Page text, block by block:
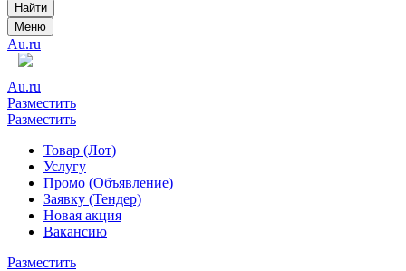
Найти
Меню
Au.ru
Au.ru
Разместить
Разместить
Товар (Лот)
Услугу
Промо (Объявление)
Заявку (Тендер)
Новая акция
Вакансию
Разместить